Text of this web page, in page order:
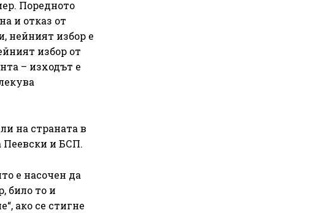
Поредното
и отказ от
нейният избор е
избор от
– изходът е
на страната в
Пеевски и БСП.
е насочен да
било то и
ако се стигне